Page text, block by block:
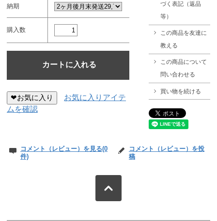
納期
購入数
❤お気に入り
お気に入りアイテ
ムを確認
づく表記（返品
等）
この商品を友達に
教える
この商品について
問い合わせる
買い物を続ける
コメント（レビュー）を見る(0
件)
コメント（レビュー）を投
稿